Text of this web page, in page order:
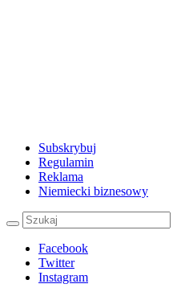
Subskrybuj
Regulamin
Reklama
Niemiecki biznesowy
Facebook
Twitter
Instagram